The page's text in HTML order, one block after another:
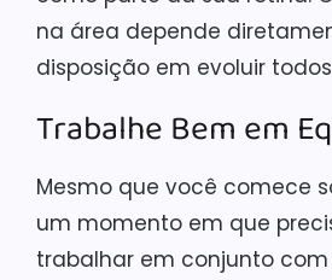
na área depende
disposição em evoluir
Trabalhe Bem em
Mesmo que você comece
um momento em que
trabalhar em conjunto com